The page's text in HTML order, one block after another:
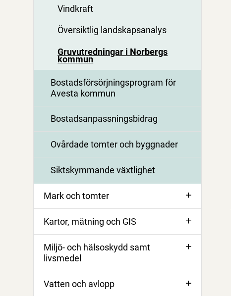
Vindkraft
Översiktlig landskapsanalys
Gruvutredningar i Norbergs
kommun
Bostadsförsörjningsprogram för
Avesta kommun
Bostadsanpassningsbidrag
Ovårdade tomter och byggnader
Siktskymmande växtlighet
Mark och tomter
Kartor, mätning och GIS
Miljö- och hälsoskydd samt
livsmedel
Vatten och avlopp